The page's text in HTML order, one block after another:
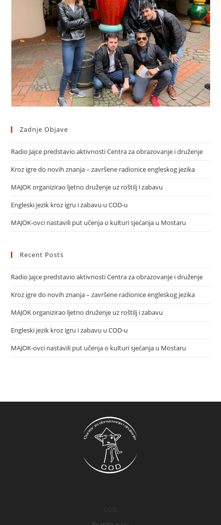
Zadnje Objave
Radio Jajce predstavio aktivnosti Centra za obrazovanje i druženje
Kroz igre do novih znanja – završene radionice engleskog jezika
MAJOK organizirao ljetno druženje uz roštilj i zabavu
Engleski jezik kroz igru i zabavu u COD-u
MAJOK-ovci nastavili put učenja o kulturi sjećanja u Mostaru
Recent Posts
Radio Jajce predstavio aktivnosti Centra za obrazovanje i druženje
Kroz igre do novih znanja – završene radionice engleskog jezika
MAJOK organizirao ljetno druženje uz roštilj i zabavu
Engleski jezik kroz igru i zabavu u COD-u
MAJOK-ovci nastavili put učenja o kulturi sjećanja u Mostaru